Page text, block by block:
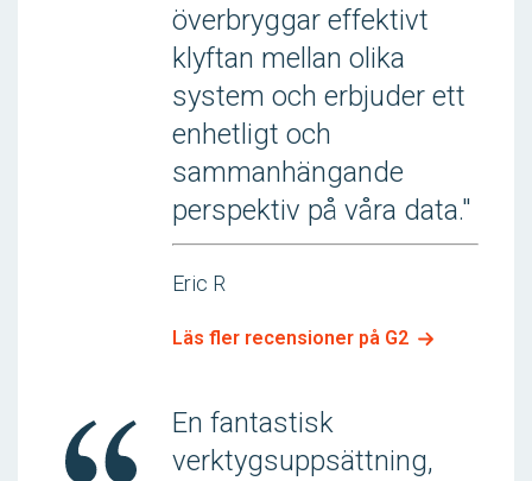
överbryggar effektivt
klyftan mellan olika
system och erbjuder ett
enhetligt och
sammanhängande
perspektiv på våra data."
Eric R
Läs fler recensioner på G2
En fantastisk
verktygsuppsättning,